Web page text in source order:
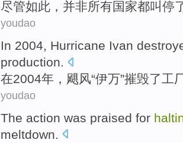
尽管如此 ， 并非所有国家都叫停
youdao
In 2004, Hurricane Ivan
production.
在2004年，飓风“伊万”摧毁了工
youdao
The action was praised for
meltdown